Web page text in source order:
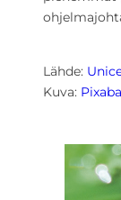
Lähde:
Kuva: